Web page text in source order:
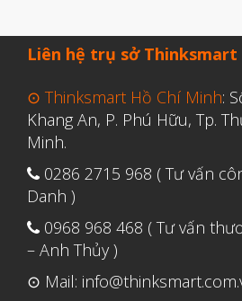
Liên hệ trụ sở
⊙ Thinksmart Hồ Chí Minh:
Khang An, P. Phú Hữu, Tp.
Minh.
0286 2715 968 ( Tư vấn
Danh )
0968 968 468 ( Tư vấn
– Anh Thủy )
⊙ Mail: